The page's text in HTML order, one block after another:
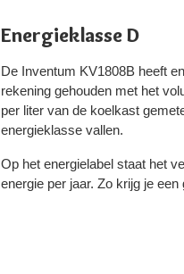
Energieklasse D
De Inventum KV1808B heeft
rekening gehouden met het
per liter van de koelkast
energieklasse vallen.
Op het energielabel staat het
energie per jaar. Zo krijg je